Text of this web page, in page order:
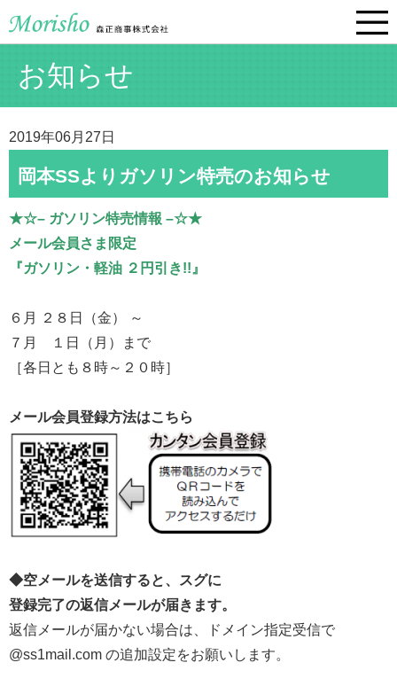
お知らせ
2019年06月27日
岡本SSよりガソリン特売のお知らせ
★☆– ガソリン特売情報 –☆★
メール会員さま限定
『ガソリン・軽油 ２円引き!!』
６月 ２８日（金） ～
７月 １日（月）まで
［各日とも８時～２０時］
メール会員登録方法はこちら
◆空メールを送信すると、スグに
登録完了の返信メールが届きます。
返信メールが届かない場合は、ドメイン指定受信で
@ss1mail.com の追加設定をお願いします。